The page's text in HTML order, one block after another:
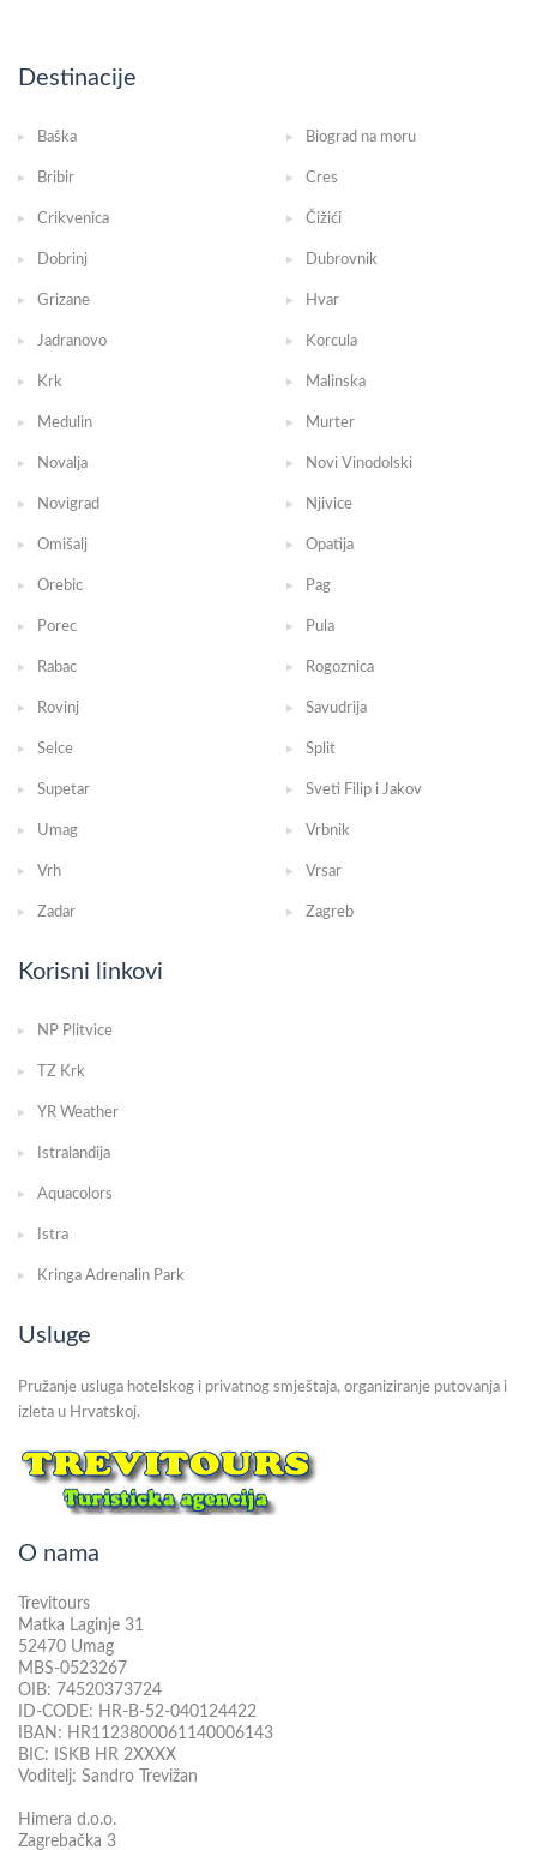
Destinacije
Baška Biograd na moru
Bribir Cres
Crikvenica Čižići
Dobrinj Dubrovnik
Grizane Hvar
Jadranovo Korcula
Krk Malinska
Medulin Murter
Novalja Novi Vinodolski
Novigrad Njivice
Omišalj Opatija
Orebic Pag
Porec Pula
Rabac Rogoznica
Rovinj Savudrija
Selce Split
Supetar Sveti Filip i Jakov
Umag Vrbnik
Vrh Vrsar
Zadar Zagreb
Korisni linkovi
NP Plitvice
TZ Krk
YR Weather
Istralandija
Aquacolors
Istra
Kringa Adrenalin Park
Usluge
Pružanje usluga hotelskog i privatnog smještaja, organiziranje putovanja i
izleta u Hrvatskoj.
O nama
Trevitours
Matka Laginje 31
52470 Umag
MBS-0523267
OIB: 74520373724
ID-CODE: HR-B-52-040124422
IBAN: HR1123800061140006143
BIC: ISKB HR 2XXXX
Voditelj: Sandro Trevižan
Himera d.o.o.
Zagrebačka 3